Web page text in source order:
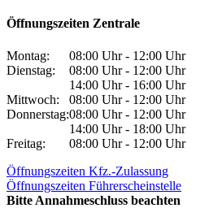
Öffnungszeiten Zentrale
Montag:
08:00 Uhr - 12:00 Uhr
Dienstag:
08:00 Uhr - 12:00 Uhr
14:00 Uhr - 16:00 Uhr
Mittwoch:
08:00 Uhr - 12:00 Uhr
Donnerstag:08:00 Uhr - 12:00 Uhr
14:00 Uhr - 18:00 Uhr
Freitag:
08:00 Uhr - 12:00 Uhr
Öffnungszeiten Kfz.-Zulassung
Öffnungszeiten Führerscheinstelle
Bitte Annahmeschluss beachten